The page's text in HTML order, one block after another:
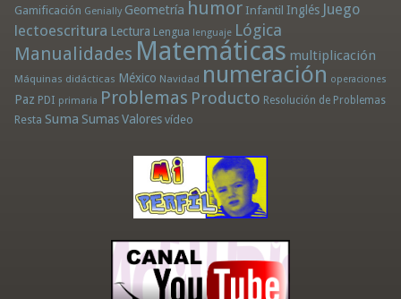
Gamificación Genially Geometría humor Infantil Inglés Juego
lectoescritura Lectura Lengua lenguaje Lógica
Manualidades Matemáticas multiplicación
Máquinas didácticas México Navidad numeración operaciones
Paz PDI primaria Problemas Producto Resolución de Problemas
Resta Suma Sumas Valores vídeo